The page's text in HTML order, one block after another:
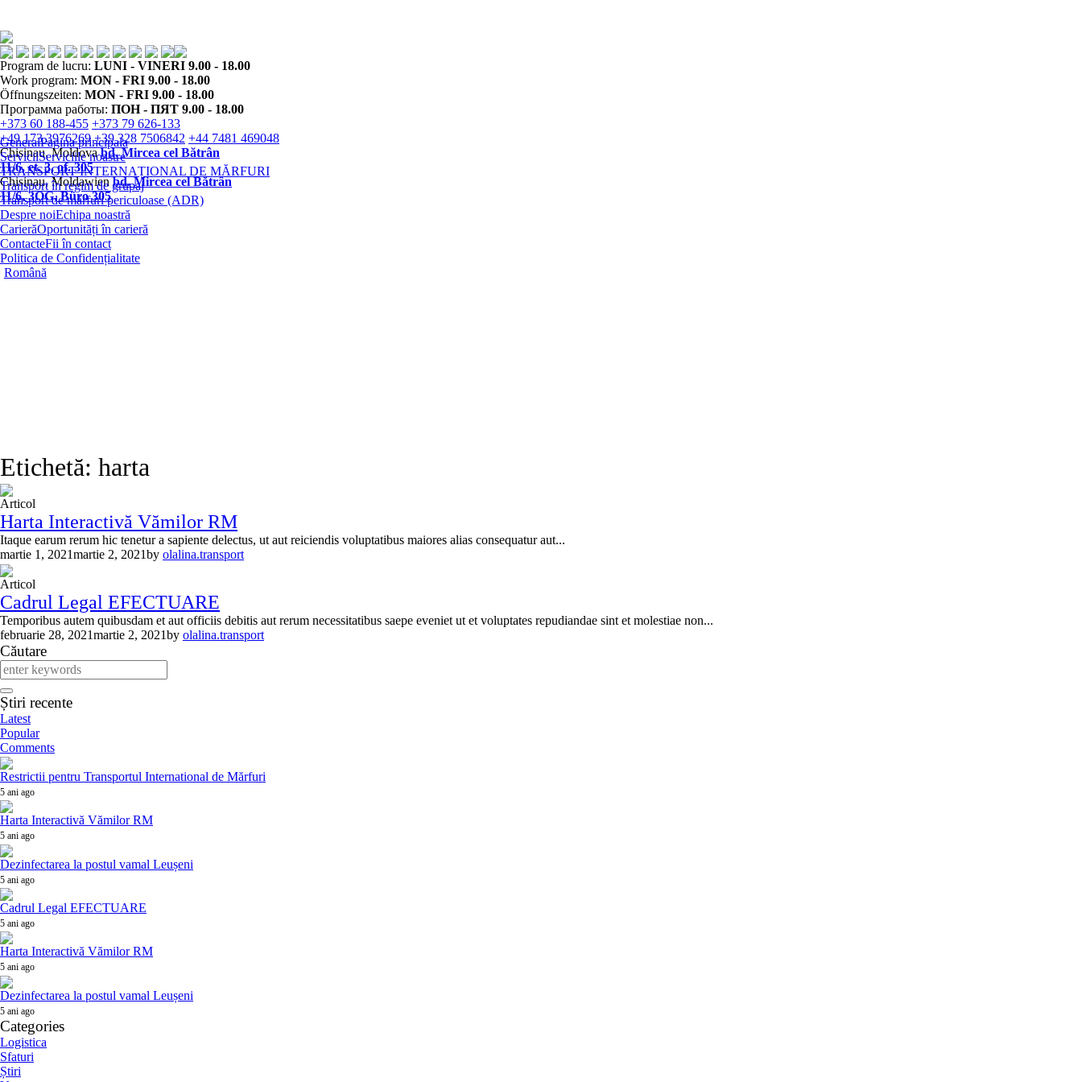
Program de lucru: LUNI - VINERI 9.00 - 18.00
Work program: MON - FRI 9.00 - 18.00
Öffnungszeiten: MON - FRI 9.00 - 18.00
Программа работы: ПОН - ПЯТ 9.00 - 18.00
+373 60 188-455 +373 79 626-133
+49 173 3976269 +39 328 7506842 +44 7481 469048
Chisinau, Moldova bd. Mircea cel Bătrân
11/6, et. 3, of. 305
Chisinau, Moldawien bd. Mircea cel Bătrân
11/6, 3OG, Büro 305
GeneralPagina principala
ServiciiServiciile noastre
TRANSPORT INTERNAȚIONAL DE MĂRFURI
Transport în regim de grupaj
Transport de mărfuri periculoase (ADR)
Despre noiEchipa noastră
CarierăOportunități în carieră
ContacteFii în contact
Politica de Confidențialitate
Română
Etichetă: harta
Articol
Harta Interactivă Vămilor RM
Itaque earum rerum hic tenetur a sapiente delectus, ut aut reiciendis voluptatibus maiores alias consequatur aut...
martie 1, 2021martie 2, 2021by olalina.transport
Articol
Cadrul Legal EFECTUARE
Temporibus autem quibusdam et aut officiis debitis aut rerum necessitatibus saepe eveniet ut et voluptates repudiandae sint et molestiae non...
februarie 28, 2021martie 2, 2021by olalina.transport
Căutare
Știri recente
Latest
Popular
Comments
Restrictii pentru Transportul International de Mărfuri
5 ani ago
Harta Interactivă Vămilor RM
5 ani ago
Dezinfectarea la postul vamal Leușeni
5 ani ago
Cadrul Legal EFECTUARE
5 ani ago
Harta Interactivă Vămilor RM
5 ani ago
Dezinfectarea la postul vamal Leușeni
5 ani ago
Categories
Logistica
Sfaturi
Știri